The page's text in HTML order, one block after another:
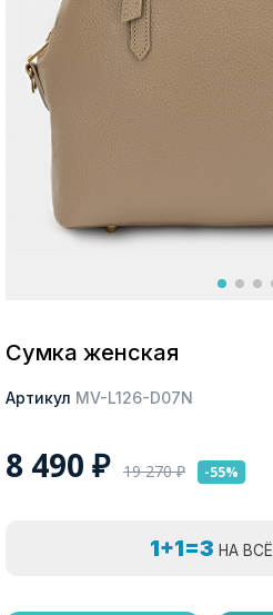
Да, все верно
Сумка женская
Артикул MV-L126-D07N
8 490 ₽ 19 270₽ -55%
1+1=3 НА ВСЁ